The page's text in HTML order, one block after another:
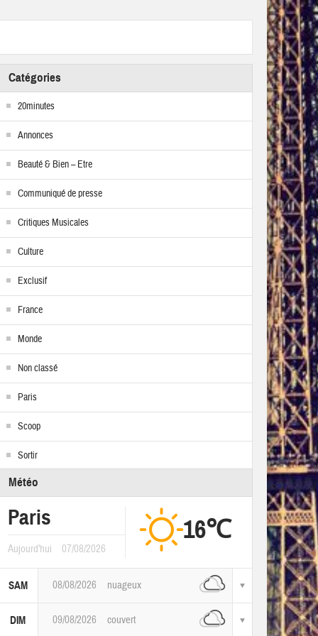
Catégories
20minutes
Annonces
Beauté & Bien – Etre
Communiqué de presse
Critiques Musicales
Culture
Exclusif
France
Monde
Non classé
Paris
Scoop
Sortir
Météo
Paris
Aujourd'hui 07/08/2026
16℃
SAM 08/08/2026 nuageux
DIM 09/08/2026 couvert